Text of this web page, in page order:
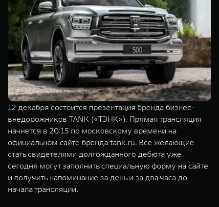
TANK 500
Веди за собой
от 6 499 000 ₽
TANK 700
Сила признания
от 10 199 000 ₽
WEY 07
Расширяя границы комфорта
от 6 149 000 ₽
WEY 05
Эстетика нового времени
от 5 699 000 ₽
TANK Финансы
Корпоративным клиентам
TANK ФИНАНСЫ
TANK Кредит
TANK Лизинг
TANK Страхование
Сервис
Специальные предложения
Моторные масла
ЦИФРОВЫЕ СЕРВИСЫ TANK
Цифровые сервисы TANK
Подписки
12 декабря состоится презентация бренда бизнес-
внедорожников TANK («ТЭНК»). Прямая трансляция
начнется в 20:15 по московскому времени на
официальном сайте бренда tank.ru. Все желающие
стать свидетелями долгожданного дебюта уже
сегодня могут заполнить специальную форму на сайте
и получить напоминание за день и за два часа до
начала трансляции.